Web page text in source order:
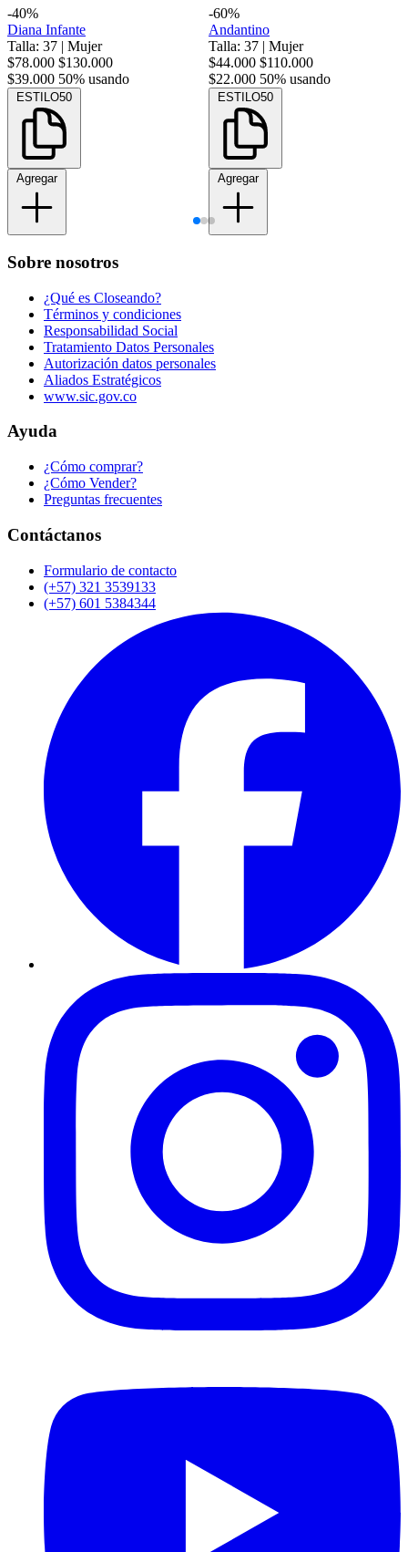
-40%
Diana Infante
Talla: 37 | Mujer
$78.000 $130.000
$39.000 50% usando
ESTILO50
Agregar
-60%
Andantino
Talla: 37 | Mujer
$44.000 $110.000
$22.000 50% usando
ESTILO50
Agregar
Sobre nosotros
¿Qué es Closeando?
Términos y condiciones
Responsabilidad Social
Tratamiento Datos Personales
Autorización datos personales
Aliados Estratégicos
www.sic.gov.co
Ayuda
¿Cómo comprar?
¿Cómo Vender?
Preguntas frecuentes
Contáctanos
Formulario de contacto
(+57) 321 3539133
(+57) 601 5384344